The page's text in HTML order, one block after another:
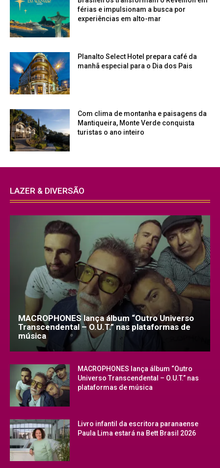
férias e impulsionam a busca por
experiências em alto-mar
Planalto Select Hotel prepara café da
manhã especial para o Dia dos Pais
Com clima de montanha e paisagens da
Mantiqueira, Monte Verde conquista
turistas o ano inteiro
LAZER & DIVERSÃO
MACROPHONES lança álbum “Outro Universo
Transcendental – O.U.T.” nas plataformas de
música
MACROPHONES lança álbum “Outro
Universo Transcendental – O.U.T.” nas
plataformas de música
Livro infantil da escritora paranaense
Paula Lima estará na Bett Brasil 2026